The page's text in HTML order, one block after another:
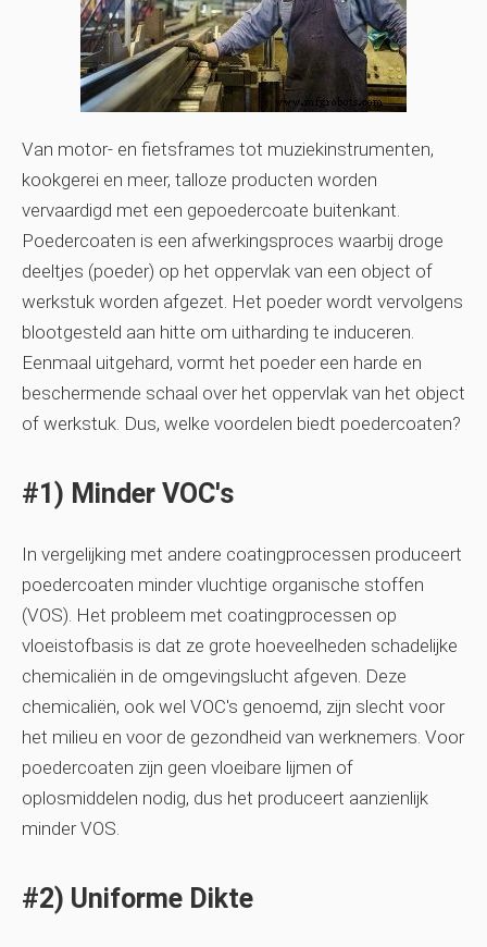
Van motor- en fietsframes tot muziekinstrumenten,
kookgerei en meer, talloze producten worden
vervaardigd met een gepoedercoate buitenkant.
Poedercoaten is een afwerkingsproces waarbij droge
deeltjes (poeder) op het oppervlak van een object of
werkstuk worden afgezet. Het poeder wordt vervolgens
blootgesteld aan hitte om uitharding te induceren.
Eenmaal uitgehard, vormt het poeder een harde en
beschermende schaal over het oppervlak van het object
of werkstuk. Dus, welke voordelen biedt poedercoaten?
#1) Minder VOC's
In vergelijking met andere coatingprocessen produceert
poedercoaten minder vluchtige organische stoffen
(VOS). Het probleem met coatingprocessen op
vloeistofbasis is dat ze grote hoeveelheden schadelijke
chemicaliën in de omgevingslucht afgeven. Deze
chemicaliën, ook wel VOC's genoemd, zijn slecht voor
het milieu en voor de gezondheid van werknemers. Voor
poedercoaten zijn geen vloeibare lijmen of
oplosmiddelen nodig, dus het produceert aanzienlijk
minder VOS.
#2) Uniforme Dikte